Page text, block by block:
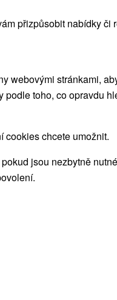
v srdci Liptova,
netradičné
pod
atmosférou,
přizpůsobit nabídky či
webovými stránkami,
toho, co opravdu
cookies chcete umožnit.
jsou nezbytně